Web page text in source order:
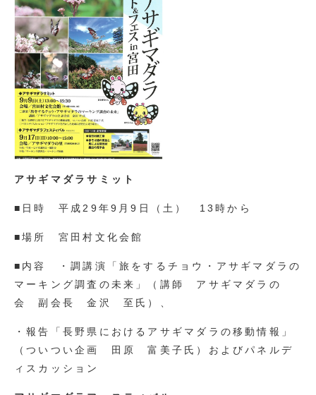
アサギマダラサミット
■日時 平成29年9月9日（土） 13時から
■場所 宮田村文化会館
■内容 ・調講演「旅をするチョウ・アサギマダラの
マーキング調査の未来」（講師 アサギマダラの
会 副会長 金沢 至氏）、
・報告「長野県におけるアサギマダラの移動情報」
（ついつい企画 田原 富美子氏）およびパネルデ
ィスカッション